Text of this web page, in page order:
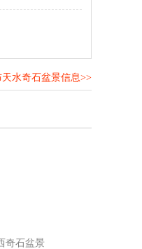
水奇石盆景信息>>
奇石盆景